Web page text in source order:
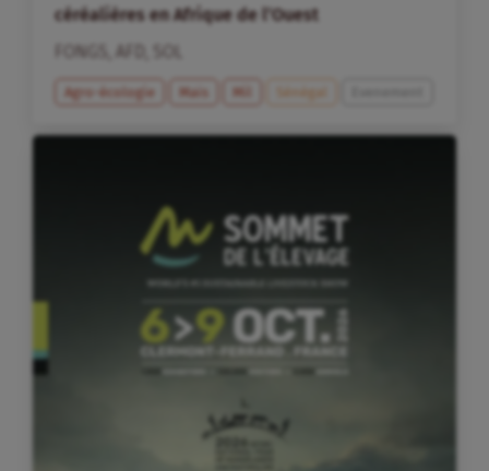
céréalières en Afrique de l’Ouest
FONGS
Agro-écologie Maïs Mil Sénégal